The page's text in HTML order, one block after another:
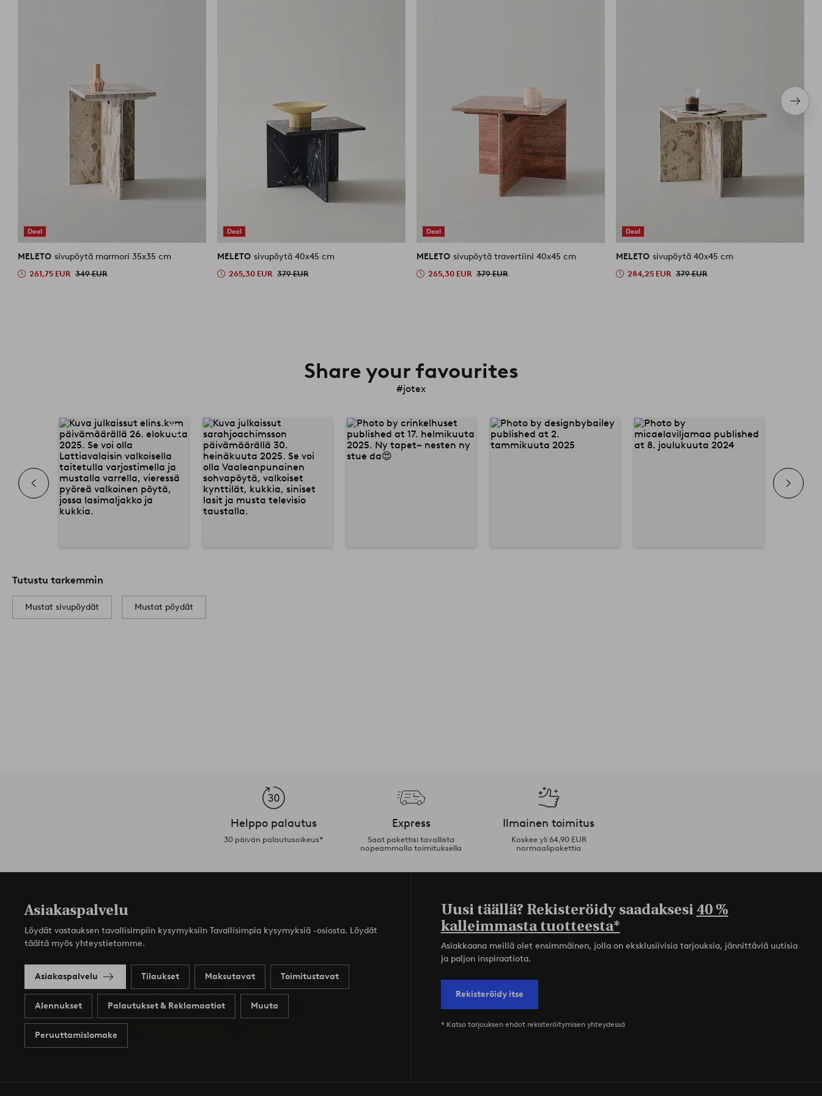
Deal
MELETO sivupöytä marmori 35x35 cm
261,75 EUR 349 EUR
Deal
MELETO sivupöytä 40x45 cm
265,30 EUR 379 EUR
Deal
MELETO sivupöytä travertiini 40x45 cm
265,30 EUR 379 EUR
Deal
MELETO sivupöytä 40x45 cm
284,25 EUR 379 EUR
tuote
Share your favourites
#jotex
Tutustu tarkemmin
Mustat sivupöydät Mustat pöydät
Helppo palautus
30 päivän palautusoikeus*
Express
Saat pakettisi tavallista
nopeammalla toimituksella
Ilmainen toimitus
Koskee yli 64,90 EUR
normaalipakettia
Asiakaspalvelu
Löydät vastauksen tavallisimpiin kysymyksiin Tavallisimpia kysymyksiä -osiosta. Löydät
täältä myös yhteystietomme.
Asiakaspalvelu Tilaukset Maksutavat Toimitustavat
Alennukset Palautukset & Reklamaatiot Muuta
Peruuttamislomake
Uusi täällä? Rekisteröidy saadaksesi40 %
kalleimmasta tuotteesta*
Asiakkaana meillä olet ensimmäinen, jolla on eksklusiivisia tarjouksia, jännittäviä uutisia
ja paljon inspiraatiota.
Rekisteröidy itse
* Katso tarjouksen ehdot rekisteröitymisen yhteydessä